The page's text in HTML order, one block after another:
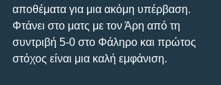
αποθέματα για μια ακόμη υπέρβαση.
Φτάνει στο ματς με τον Άρη από τη
συντριβή 5-0 στο Φάληρο και πρώτος
στόχος είναι μια καλή εμφάνιση.